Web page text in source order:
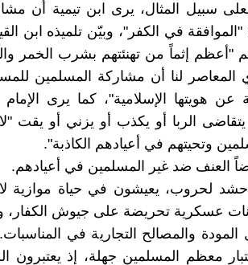
سبيل المثال، يرى ابن تيمية أن
في الكفر"، وبيّن تلميذه ابن
"أعظم إثماً من تهنئتهم بشرب الخمر
لنا أن مشاركة المسلمين
عن هويتها الإسلامية"، كما يرى
الربا أو يكذب أو يزني أو يقت
وتحيتهم في أعيادهم الكاذبة".
العنف ضد غير المسلمين في أعيادهم.
لحروب، يعيشون في حياة موازية لا
عسكرية تحريضة على جيوش الكفار،
المودة والمصالح التجارية في
معظم المسلمين جهلة، إذ يعتبرون